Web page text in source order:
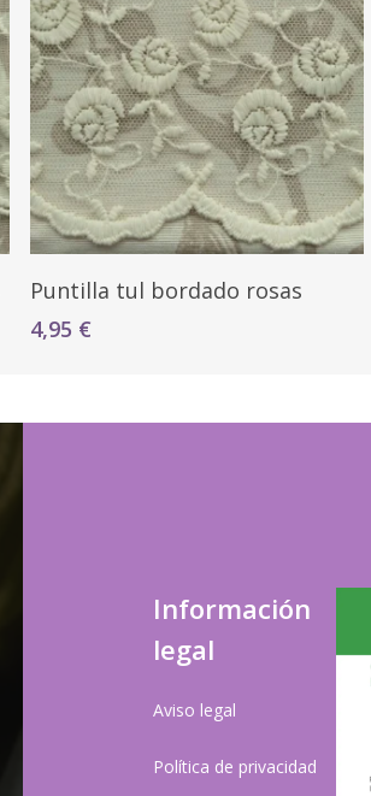
Seleccionar Opciones
Puntilla tul bordado rosas
4,95 €
Información
legal
Aviso legal
Política de privacidad